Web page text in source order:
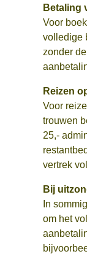
Betaling
Voor
volledige
zonder
Reizen
Voor
trouwen
25,-
vertrek
Bij
In
om het